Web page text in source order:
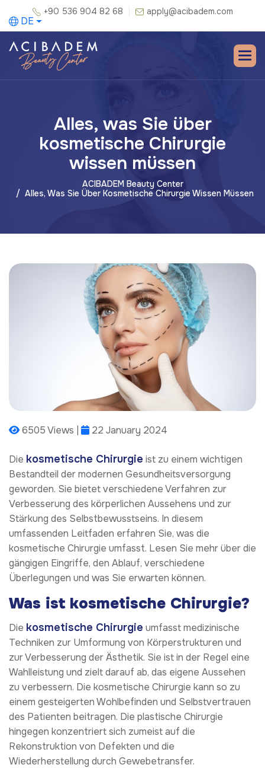
+90 536 904 82 68 apply@acibadem.com
DE
Alles, was Sie über
kosmetische Chirurgie
wissen müssen
ACIBADEM Beauty Center
Alles, Was Sie Über Kosmetische Chirurgie Wissen Müssen
6505 Views | 22 January 2024
Die kosmetische Chirurgie ist zu einem wichtigen
Bestandteil der modernen Gesundheitsversorgung
geworden. Sie bietet verschiedene Verfahren zur
Verbesserung des körperlichen Aussehens und zur
Stärkung des Selbstbewusstseins. In diesem
umfassenden Leitfaden erfahren Sie, was die
kosmetische Chirurgie umfasst. Lesen Sie mehr über die
gängigen Eingriffe, den Ablauf, verschiedene
Überlegungen und was Sie erwarten können.
Was ist kosmetische Chirurgie?
Die kosmetische Chirurgie umfasst medizinische
Techniken zur Umformung von Körperstrukturen und
zur Verbesserung der Ästhetik. Sie ist in der Regel eine
Wahlleistung und zielt darauf ab, das eigene Aussehen
zu verbessern. Die kosmetische Chirurgie kann so zu
einem gesteigerten Wohlbefinden und Selbstvertrauen
des Patienten beitragen. Die plastische Chirurgie
hingegen konzentriert sich zumeist auf die
Rekonstruktion von Defekten und die
Wiederherstellung durch Gewebetransfer.